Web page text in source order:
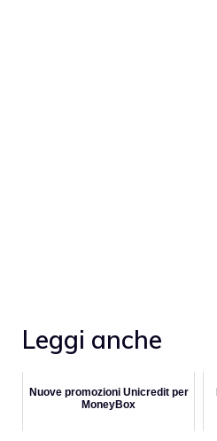
Leggi anche
Nuove promozioni Unicredit per
MoneyBox